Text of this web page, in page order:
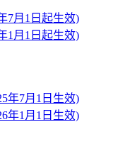
7月1日起生效)
1月1日起生效)
年7月1日生效)
年1月1日生效)